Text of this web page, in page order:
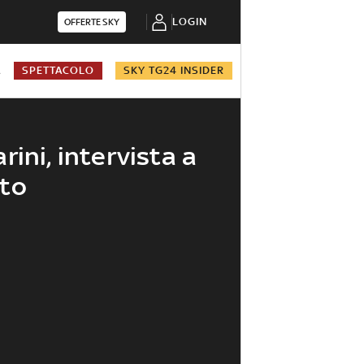
OFFERTE SKY LOGIN
SPETTACOLO SKY TG24 INSIDER
intervista a